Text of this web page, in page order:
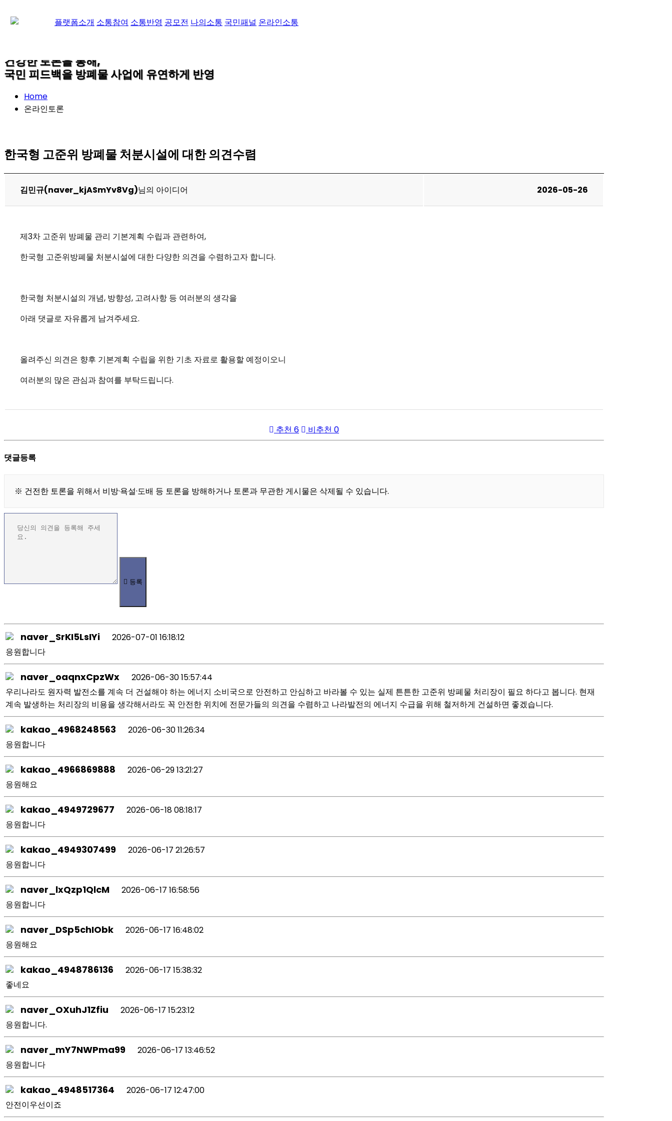
플랫폼소개 소통참여 소통반영 공모전 나의소통 국민패널 온라인소통
온라인토론
건강한 토론을 통해,
국민 피드백을 방폐물 사업에 유연하게 반영
Home
온라인토론
한국형 고준위 방폐물 처분시설에 대한 의견수렴
김민규(naver_kjASmYv8Vg)님의 아이디어 2026-05-26
제3차 고준위 방폐물 관리 기본계획 수립과 관련하여,
한국형 고준위방폐물 처분시설에 대한 다양한 의견을 수렴하고자 합니다.
한국형 처분시설의 개념, 방향성, 고려사항 등 여러분의 생각을
아래 댓글로 자유롭게 남겨주세요.
올려주신 의견은 향후 기본계획 수립을 위한 기초 자료로 활용할 예정이오니
여러분의 많은 관심과 참여를 부탁드립니다.
추천 6 비추천 0
댓글등록
※ 건전한 토론을 위해서 비방·욕설·도배 등 토론을 방해하거나 토론과 무관한 게시물은 삭제될 수 있습니다.
등록
naver_SrKI5LsIYi
2026-07-01 16:18:12
응원합니다
naver_oaqnxCpzWx
2026-06-30 15:57:44
우리나라도 원자력 발전소를 계속 더 건설해야 하는 에너지 소비국으로 안전하고 안심하고 바라볼 수 있는 실제 튼튼한 고준위 방폐물 처리장이 필요 하다고 봅니다. 현재
계속 발생하는 처리장의 비용을 생각해서라도 꼭 안전한 위치에 전문가들의 의견을 수렴하고 나라발전의 에너지 수급을 위해 철저하게 건설하면 좋겠습니다.
kakao_4968248563
2026-06-30 11:26:34
응원합니다
kakao_4966869888
2026-06-29 13:21:27
응원해요
kakao_4949729677
2026-06-18 08:18:17
응원합니다
kakao_4949307499
2026-06-17 21:26:57
응원합니다
naver_lxQzp1QlcM
2026-06-17 16:58:56
응원합니다
naver_DSp5chIObk
2026-06-17 16:48:02
응원해요
kakao_4948786136
2026-06-17 15:38:32
좋네요
naver_OXuhJ1Zfiu
2026-06-17 15:23:12
응원합니다.
naver_mY7NWPma99
2026-06-17 13:46:52
응원합니다
kakao_4948517364
2026-06-17 12:47:00
안전이우선이죠